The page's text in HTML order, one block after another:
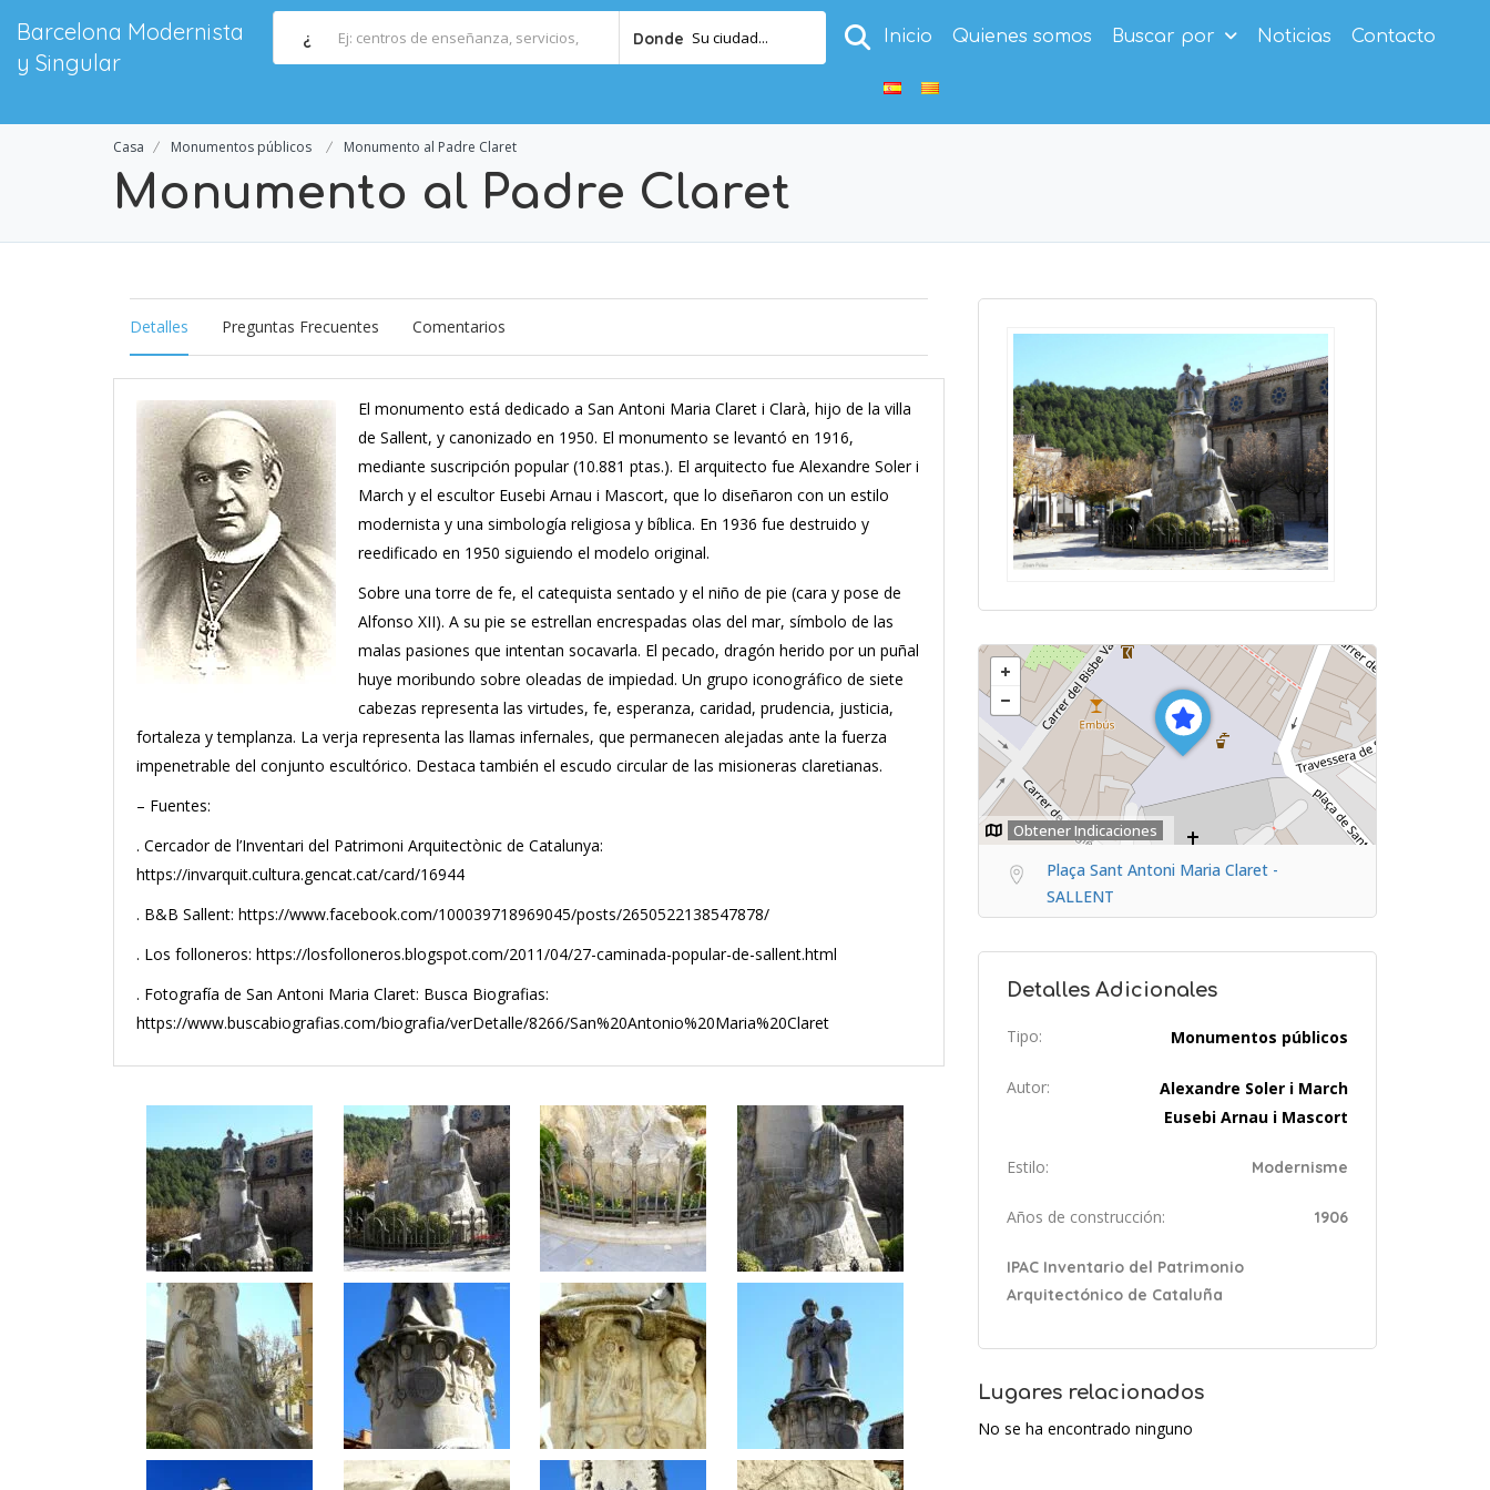
Barcelona Modernista
y Singular
¿ Donde Su ciudad... Inicio Quienes somos Buscar por Noticias Contacto
Casa Monumentos públicos Monumento al Padre Claret
Monumento al Padre Claret
Detalles Preguntas Frecuentes Comentarios
El monumento está dedicado a San Antoni Maria Claret i Clarà, hijo de la villa
de Sallent, y canonizado en 1950. El monumento se levantó en 1916,
mediante suscripción popular (10.881 ptas.). El arquitecto fue Alexandre Soler i
March y el escultor Eusebi Arnau i Mascort, que lo diseñaron con un estilo
modernista y una simbología religiosa y bíblica. En 1936 fue destruido y
reedificado en 1950 siguiendo el modelo original.
Sobre una torre de fe, el catequista sentado y el niño de pie (cara y pose de
Alfonso XII). A su pie se estrellan encrespadas olas del mar, símbolo de las
malas pasiones que intentan socavarla. El pecado, dragón herido por un puñal
huye moribundo sobre oleadas de impiedad. Un grupo iconográfico de siete
cabezas representa las virtudes, fe, esperanza, caridad, prudencia, justicia,
fortaleza y templanza. La verja representa las llamas infernales, que permanecen alejadas ante la fuerza
impenetrable del conjunto escultórico. Destaca también el escudo circular de las misioneras claretianas.
– Fuentes:
. Cercador de l’Inventari del Patrimoni Arquitectònic de Catalunya:
https://invarquit.cultura.gencat.cat/card/16944
. B&B Sallent: https://www.facebook.com/100039718969045/posts/2650522138547878/
. Los folloneros: https://losfolloneros.blogspot.com/2011/04/27-caminada-popular-de-sallent.html
. Fotografía de San Antoni Maria Claret: Busca Biografias:
https://www.buscabiografias.com/biografia/verDetalle/8266/San%20Antonio%20Maria%20Claret
Obtener Indicaciones
Plaça Sant Antoni Maria Claret -
SALLENT
Detalles Adicionales
Tipo: Monumentos públicos
Autor:
Alexandre Soler i March
Eusebi Arnau i Mascort
Estilo: Modernisme
Años de construcción: 1906
IPAC Inventario del Patrimonio
Arquitectónico de Cataluña
Lugares relacionados
No se ha encontrado ninguno